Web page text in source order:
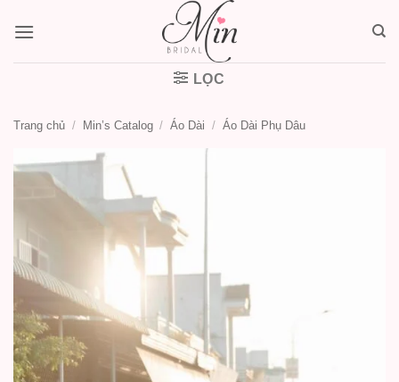
qua
LỌC
Trang chủ / Min’s Catalog / Áo Dài / Áo Dài Phụ Dâu